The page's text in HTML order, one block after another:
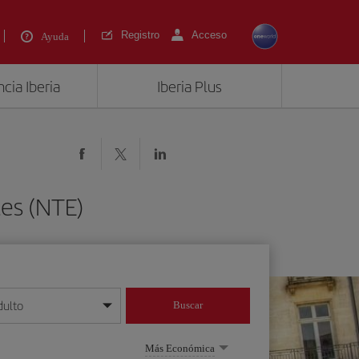
Ayuda Registro Acceso
Iberia Iberia Plus
(NTE)
mes/año
Buscar
Más Económica